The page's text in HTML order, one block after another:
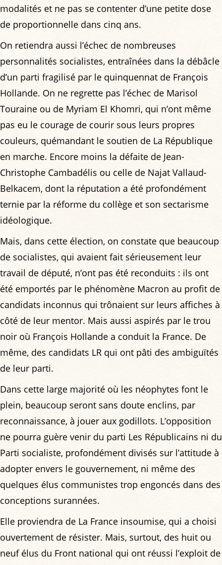
modalités et ne pas se contenter d’une petite dose
de proportionnelle dans cinq ans.
On retiendra aussi l’échec de nombreuses
personnalités socialistes, entraînées dans la débâcle
d’un parti fragilisé par le quinquennat de François
Hollande. On ne regrette pas l’échec de Marisol
Touraine ou de Myriam El Khomri, qui n’ont même
pas eu le courage de courir sous leurs propres
couleurs, quémandant le soutien de La République
en marche. Encore moins la défaite de Jean-
Christophe Cambadélis ou celle de Najat Vallaud-
Belkacem, dont la réputation a été profondément
ternie par la réforme du collège et son sectarisme
idéologique.
Mais, dans cette élection, on constate que beaucoup
de socialistes, qui avaient fait sérieusement leur
travail de député, n’ont pas été reconduits : ils ont
été emportés par le phénomène Macron au profit de
candidats inconnus qui trônaient sur leurs affiches à
côté de leur mentor. Mais aussi aspirés par le trou
noir où François Hollande a conduit la France. De
même, des candidats LR qui ont pâti des ambiguïtés
de leur parti.
Dans cette large majorité où les néophytes font le
plein, beaucoup seront sans doute enclins, par
reconnaissance, à jouer aux godillots. L’opposition
ne pourra guère venir du parti Les Républicains ni du
Parti socialiste, profondément divisés sur l’attitude à
adopter envers le gouvernement, ni même des
quelques élus communistes trop engoncés dans des
conceptions surannées.
Elle proviendra de La France insoumise, qui a choisi
ouvertement de résister. Mais, surtout, des huit ou
neuf élus du Front national qui ont réussi l’exploit de